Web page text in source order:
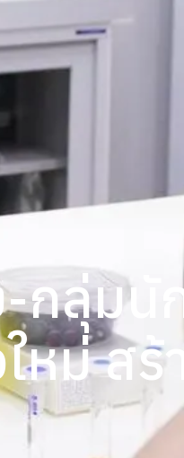
-กลุ่ม
หม่ สร้